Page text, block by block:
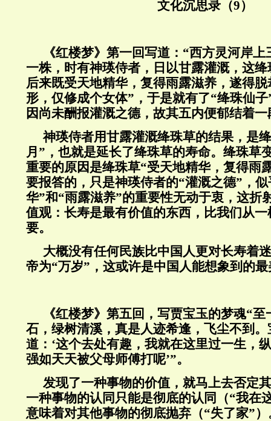
文化沉思录（9）
《红楼梦》第一回写道：“西方灵河岸
一株，时有神瑛侍者，日以甘露灌溉，这
后来既受天地精华，复得雨露滋养，遂得
形，仅修成个女体”，于是就有了“绛珠仙
因尚未酬报灌溉之德，故其五内便郁结着
神瑛侍者用甘露灌溉绛珠草的结果，是
月”，也就是延长了绛珠草的寿命。绛珠草
重要的原因是绛珠草“受天地精华，复得雨
要报答的，只是神瑛侍者的“灌溉之德”，
华”和“雨露滋养”的重要性无动于衷，这折
值观：长寿是最有价值的东西，比我们从
要。
大概没有任何民族比中国人更对长寿着
帝为“万岁”，这或许是中国人能想象到的
《红楼梦》第五回，写贾宝玉的梦魂“
石，绿树清溪，真是人迹希逢，飞尘不到
道：‘这个去处有趣，我就在这里过一生，
强如天天被父母师傅打呢’”。
发现了一种事物的价值，就马上去否定
一种事物的认同只能是彻底的认同（“我在
意味着对其他事物的彻底抛弃（“失了家”